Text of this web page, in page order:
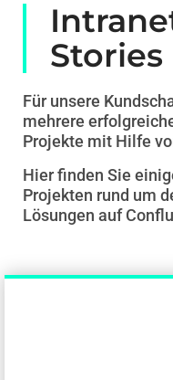
Stories
Für unsere
mehrere
Projekte mit Hilfe
Hier finden Sie
Projekten rund um
Lösungen auf